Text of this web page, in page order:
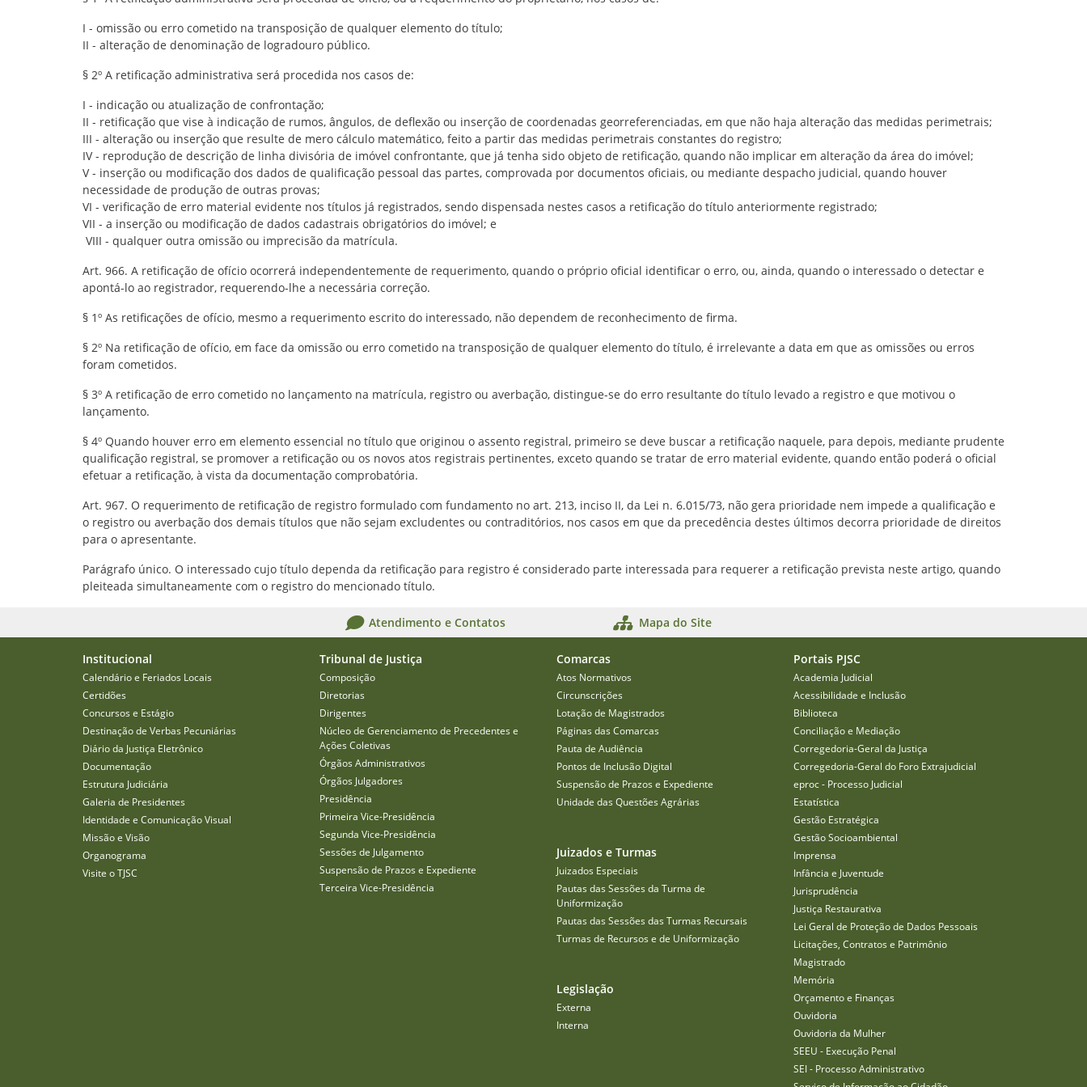
I - omissão ou erro cometido na transposição de qualquer elemento do título;
II - alteração de denominação de logradouro público.
§ 2º A retificação administrativa será procedida nos casos de:
I - indicação ou atualização de confrontação;
II - retificação que vise à indicação de rumos, ângulos, de deflexão ou inserção de coordenadas georreferenciadas, em que não haja alteração das medidas perimetrais;
III - alteração ou inserção que resulte de mero cálculo matemático, feito a partir das medidas perimetrais constantes do registro;
IV - reprodução de descrição de linha divisória de imóvel confrontante, que já tenha sido objeto de retificação, quando não implicar em alteração da área do imóvel;
V - inserção ou modificação dos dados de qualificação pessoal das partes, comprovada por documentos oficiais, ou mediante despacho judicial, quando houver
necessidade de produção de outras provas;
VI - verificação de erro material evidente nos títulos já registrados, sendo dispensada nestes casos a retificação do título anteriormente registrado;
VII - a inserção ou modificação de dados cadastrais obrigatórios do imóvel; e
VIII - qualquer outra omissão ou imprecisão da matrícula.
Art. 966. A retificação de ofício ocorrerá independentemente de requerimento, quando o próprio oficial identificar o erro, ou, ainda, quando o interessado o detectar e
apontá-lo ao registrador, requerendo-lhe a necessária correção.
§ 1º As retificações de ofício, mesmo a requerimento escrito do interessado, não dependem de reconhecimento de firma.
§ 2º Na retificação de ofício, em face da omissão ou erro cometido na transposição de qualquer elemento do título, é irrelevante a data em que as omissões ou erros
foram cometidos.
§ 3º A retificação de erro cometido no lançamento na matrícula, registro ou averbação, distingue-se do erro resultante do título levado a registro e que motivou o
lançamento.
§ 4º Quando houver erro em elemento essencial no título que originou o assento registral, primeiro se deve buscar a retificação naquele, para depois, mediante prudente
qualificação registral, se promover a retificação ou os novos atos registrais pertinentes, exceto quando se tratar de erro material evidente, quando então poderá o oficial
efetuar a retificação, à vista da documentação comprobatória.
Art. 967. O requerimento de retificação de registro formulado com fundamento no art. 213, inciso II, da Lei n. 6.015/73, não gera prioridade nem impede a qualificação e
o registro ou averbação dos demais títulos que não sejam excludentes ou contraditórios, nos casos em que da precedência destes últimos decorra prioridade de direitos
para o apresentante.
Parágrafo único. O interessado cujo título dependa da retificação para registro é considerado parte interessada para requerer a retificação prevista neste artigo, quando
pleiteada simultaneamente com o registro do mencionado título.
Atendimento e Contatos Mapa do Site
Institucional
Calendário e Feriados Locais
Certidões
Concursos e Estágio
Destinação de Verbas Pecuniárias
Diário da Justiça Eletrônico
Documentação
Estrutura Judiciária
Galeria de Presidentes
Identidade e Comunicação Visual
Missão e Visão
Organograma
Visite o TJSC
Tribunal de Justiça
Composição
Diretorias
Dirigentes
Núcleo de Gerenciamento de Precedentes e
Ações Coletivas
Órgãos Administrativos
Órgãos Julgadores
Presidência
Primeira Vice-Presidência
Segunda Vice-Presidência
Sessões de Julgamento
Suspensão de Prazos e Expediente
Terceira Vice-Presidência
Comarcas
Atos Normativos
Circunscrições
Lotação de Magistrados
Páginas das Comarcas
Pauta de Audiência
Pontos de Inclusão Digital
Suspensão de Prazos e Expediente
Unidade das Questões Agrárias
Juizados e Turmas
Juizados Especiais
Pautas das Sessões da Turma de
Uniformização
Pautas das Sessões das Turmas Recursais
Turmas de Recursos e de Uniformização
Legislação
Externa
Interna
Portais PJSC
Academia Judicial
Acessibilidade e Inclusão
Biblioteca
Conciliação e Mediação
Corregedoria-Geral da Justiça
Corregedoria-Geral do Foro Extrajudicial
eproc - Processo Judicial
Estatística
Gestão Estratégica
Gestão Socioambiental
Imprensa
Infância e Juventude
Jurisprudência
Justiça Restaurativa
Lei Geral de Proteção de Dados Pessoais
Licitações, Contratos e Patrimônio
Magistrado
Memória
Orçamento e Finanças
Ouvidoria
Ouvidoria da Mulher
SEEU - Execução Penal
SEI - Processo Administrativo